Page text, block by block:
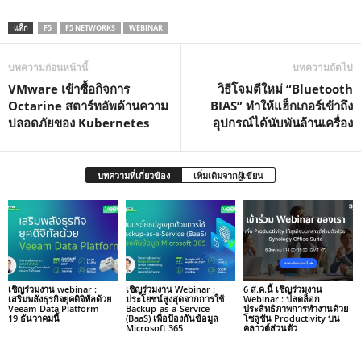
แท็ก F5 F5 NETWORKS WEBINAR
บทความก่อนหน้านี้
VMware เข้าซื้อกิจการ
Octarine สตาร์ทอัพด้านความ
ปลอดภัยของ Kubernetes
บทความถัดไป
วิธีโจมตีใหม่ “Bluetooth
BIAS” ทำให้แฮ็กเกอร์เข้าถึง
อุปกรณ์ได้นับพันล้านเครื่อง
บทความที่เกี่ยวข้อง เพิ่มเติมจากผู้เขียน
เชิญร่วมงาน webinar :
เสริมพลังธุรกิจยุคดิจิทัลด้วย
Veeam Data Platform –
19 ธันวาคมนี้
เชิญร่วมงาน Webinar :
ประโยชน์สูงสุดจากการใช้
Backup-as-a-Service
(BaaS) เพื่อป้องกันข้อมูล
Microsoft 365
6 ส.ค.นี้ เชิญร่วมงาน
Webinar : ปลดล็อก
ประสิทธิภาพการทำงานด้วย
โซลูชัน Productivity บน
คลาวด์ส่วนตัว